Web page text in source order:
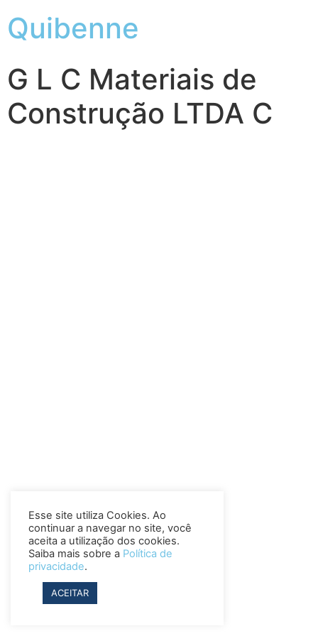
Quibenne
G L C Materiais de
Construção LTDA C
Esse site utiliza Cookies. Ao
continuar a navegar no site, você
aceita a utilização dos cookies.
Saiba mais sobre a Política de
privacidade.
ACEITAR